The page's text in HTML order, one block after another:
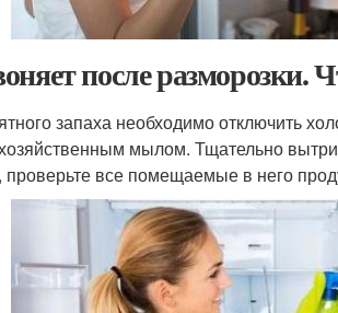
после разморозки.
запаха необходимо отключить
мылом. Тщательно
все помещаемые в него